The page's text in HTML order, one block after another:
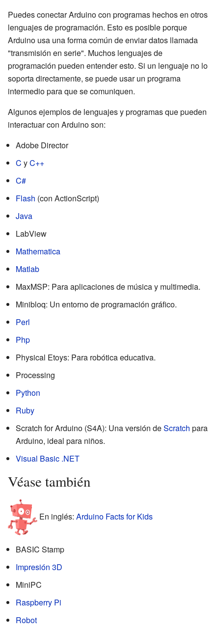
Puedes conectar Arduino con programas hechos en otros
lenguajes de programación. Esto es posible porque
Arduino usa una forma común de enviar datos llamada
"transmisión en serie". Muchos lenguajes de
programación pueden entender esto. Si un lenguaje no lo
soporta directamente, se puede usar un programa
intermedio para que se comuniquen.
Algunos ejemplos de lenguajes y programas que pueden
interactuar con Arduino son:
Adobe Director
C yC++
C#
Flash (con ActionScript)
Java
LabView
Mathematica
Matlab
MaxMSP: Para aplicaciones de música y multimedia.
Minibloq: Un entorno de programación gráfico.
Perl
Php
Physical Etoys: Para robótica educativa.
Processing
Python
Ruby
Scratch for Arduino (S4A): Una versión deScratch para
Arduino, ideal para niños.
Visual Basic .NET
Véase también
En inglés: Arduino Facts for Kids
BASIC Stamp
Impresión 3D
MiniPC
Raspberry Pi
Robot